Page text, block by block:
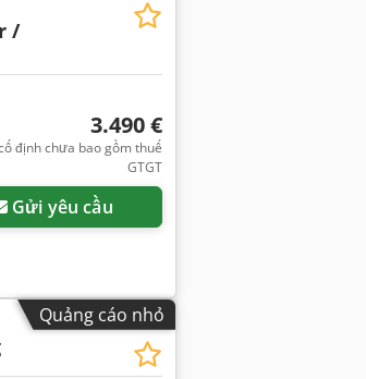
/
3.490 €
định chưa bao gồm thuế
GTGT
Gửi yêu cầu
Quảng cáo nhỏ